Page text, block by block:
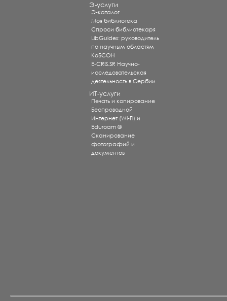
Э-услуги
Э-каталог
Моя библиотека
Спроси библиотекаря
LibGuides: руководитель
по научным областям
КоБСОН
E-CRIS.SR Научно-
исследовательская
деятельность в Сербии
ИТ-услуги
Печать и копирование
Беспроводной
Интернет (Wi-Fi) и
Eduroam ®
Сканирование
фотографий и
документов